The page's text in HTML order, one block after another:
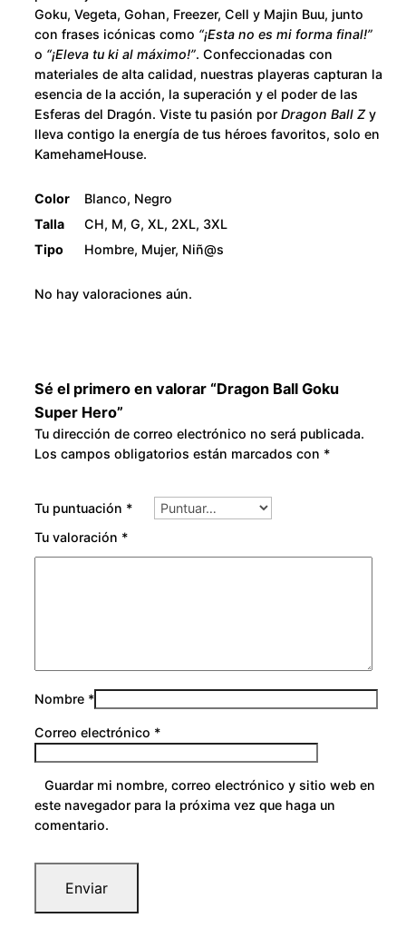
Goku, Vegeta, Gohan, Freezer, Cell y Majin Buu, junto
con frases icónicas como “¡Esta no es mi forma final!”
o “¡Eleva tu ki al máximo!”. Confeccionadas con
materiales de alta calidad, nuestras playeras capturan la
esencia de la acción, la superación y el poder de las
Esferas del Dragón. Viste tu pasión porDragon Ball Zy
lleva contigo la energía de tus héroes favoritos, solo en
KamehameHouse.
Color
Blanco, Negro
Talla
CH, M, G, XL, 2XL, 3XL
Tipo
Hombre, Mujer, Niñ@s
No hay valoraciones aún.
Sé el primero en valorar “Dragon Ball Goku
Super Hero”
Tu dirección de correo electrónico no será publicada.
Los campos obligatorios están marcados con *
Tu puntuación *
Tu valoración *
Nombre *
Correo electrónico *
Guardar mi nombre, correo electrónico y sitio web en
este navegador para la próxima vez que haga un
comentario.